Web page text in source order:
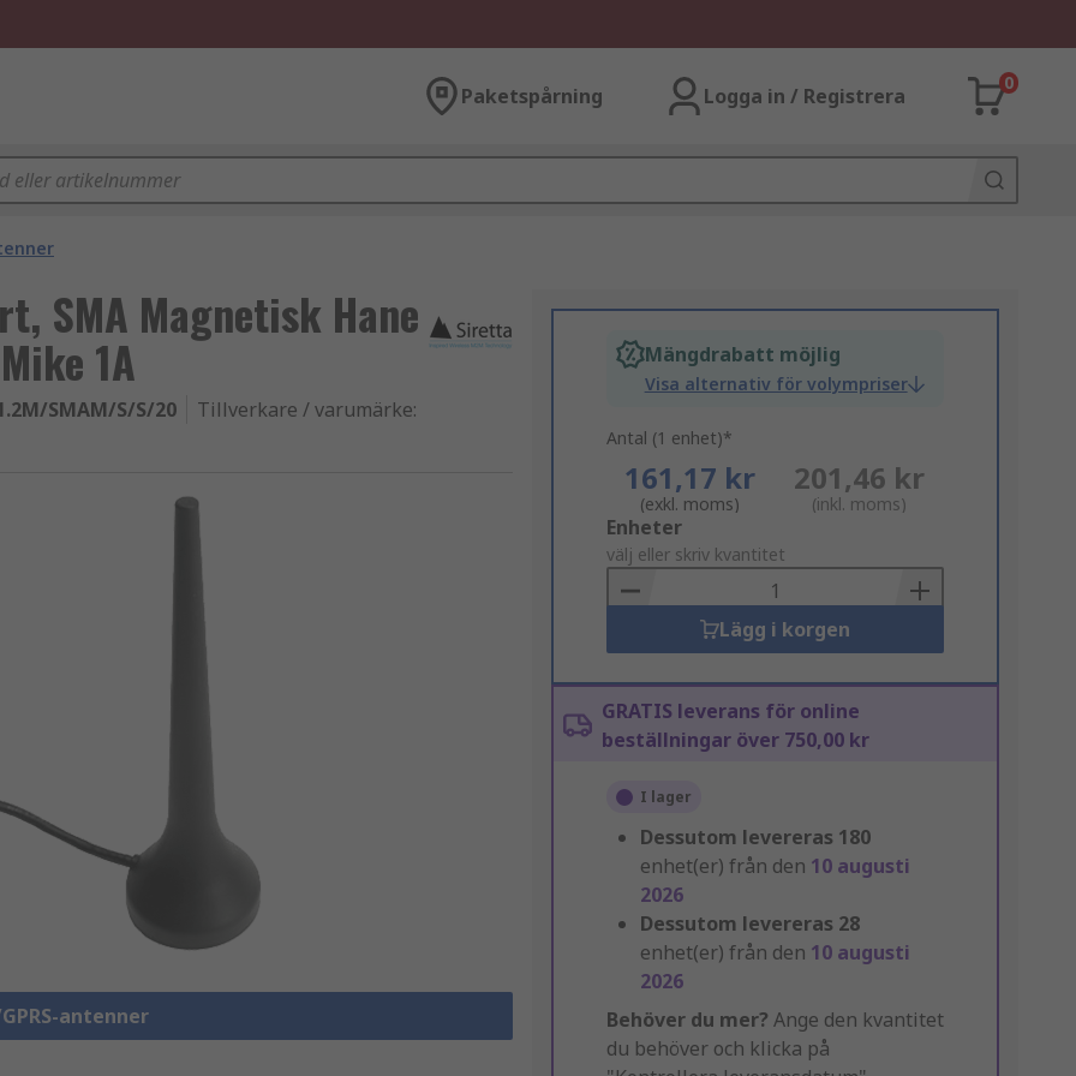
Paketspårning Logga in / Registrera
0
SMA Magnetisk Hane
1A
SMAM/S/S/20 Tillverkare / varumärke:
antenner
Mängdrabatt möjlig
Visa alternativ för volympriser
Antal (1 enhet)*
161,17 kr
(exkl. moms)
201,46 kr
(inkl. moms)
Add
to
Basket
Enheter
välj eller skriv kvantitet
Lägg i korgen
GRATIS leverans för online
beställningar över 750,00 kr
I lager
Dessutom levereras 180
enhet(er) från den 10 augusti
2026
Dessutom levereras 28
enhet(er) från den 10 augusti
2026
Behöver du mer? Ange den kvantitet
du behöver och klicka på